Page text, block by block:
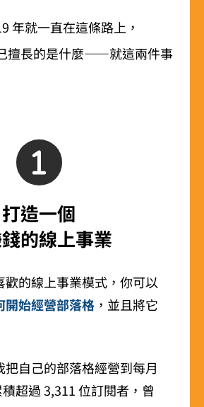
年就一直在這條路上，
擅長的是什麼——就這兩件事
打造一個
的線上事業
歡的線上事業模式，你可以
開始經營部落格 ，並且將它
把自己的部落格經營到每月
超過 3,311 位訂閱者，曾